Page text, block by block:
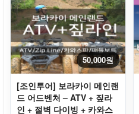
50,000원
[조인투어] 보라카이 메인랜
드 어드벤처 – ATV + 짚라
인 + 절벽 다이빙 + 카와스